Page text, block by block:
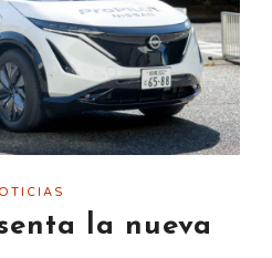
la nueva